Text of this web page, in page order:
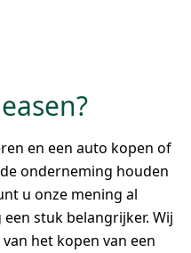
en een auto kopen of
onderneming houden
u onze mening al
stuk belangrijker. Wij
het kopen van een